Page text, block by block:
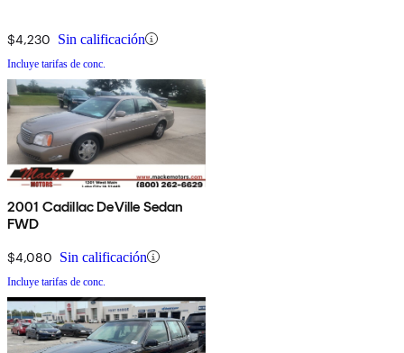
$4,230 Sin calificación
Incluye tarifas de conc.
2001 Cadillac DeVille Sedan
FWD
$4,080 Sin calificación
Incluye tarifas de conc.